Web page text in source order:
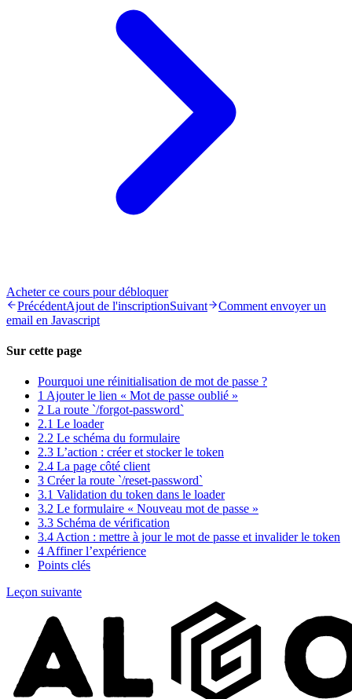
Acheter ce cours pour débloquer
PrécédentAjout de l'inscriptionSuivant
Comment envoyer un
email en Javascript
Sur cette page
Pourquoi une réinitialisation de mot de passe ?
1 Ajouter le lien « Mot de passe oublié »
2 La route `/forgot-password`
2.1 Le loader
2.2 Le schéma du formulaire
2.3 L’action : créer et stocker le token
2.4 La page côté client
3 Créer la route `/reset-password`
3.1 Validation du token dans le loader
3.2 Le formulaire « Nouveau mot de passe »
3.3 Schéma de vérification
3.4 Action : mettre à jour le mot de passe et invalider le token
4 Affiner l’expérience
Points clés
Leçon suivante